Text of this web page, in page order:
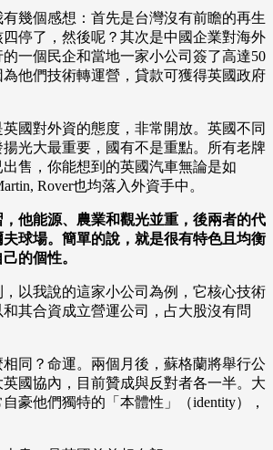
幾個感想：首先是台灣沒有前瞻的再生
停了，然後呢？其次是中國企業對海外
一個民企和當地一家小公司簽了高達50
他們技術轉運營，貸款可獲得英國政府
國對外資的態度，非常開放。英國不同
光大最重要，國有不是重點。所有老牌
售，你能想到的英國汽車無論是如
Rover也均落入外資手中。
他能源、農業和觀光並重，後兩者的代
球場。簡單的說，就是很有特色且均衡
的個性。
以我說的這家小公司為例，它核心技術
其合資成立營運公司，占大股沒有問
同？命運。兩個月後，蘇格蘭將舉行公
國協內，目前贊成與反對者各一半。大
豪他們獨特的「本體性」（identity），